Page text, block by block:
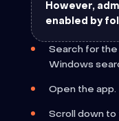
However,
enabled by
Search for
Windows
Open the app.
Scroll down